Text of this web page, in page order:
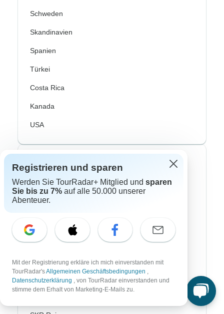
Schweden
Skandinavien
Spanien
Türkei
Costa Rica
Kanada
USA
ASI Reisen
Bavaria Fernreisen
Chamäleon
DERTour
DIAMIR Erlebnisreisen
Journaway
Registrieren und sparen
Werden Sie TourRadar+ Mitglied und sparen
Sie bis zu 7% auf alle 50.000 unserer
Abenteuer.
Mit der Registrierung erkläre ich mich einverstanden mit
TourRadar'sAllgemeinen Geschäftsbedingungen ,
Datenschutzerklärung , von TourRadar einverstanden und
stimme dem Erhalt von Marketing-E-Mails zu.